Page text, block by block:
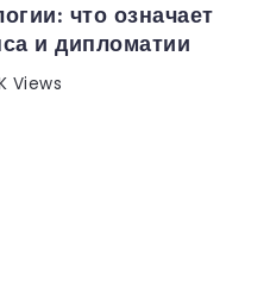
что означает
и дипломатии
Views